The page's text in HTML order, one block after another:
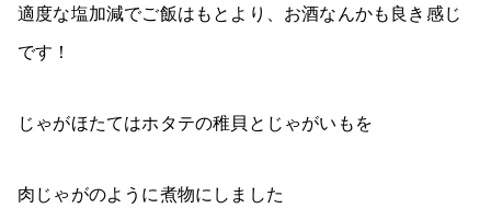
適度な塩加減でご飯はもとより、お酒なんかも良き感じ
です！
じゃがほたてはホタテの稚貝とじゃがいもを
肉じゃがのように煮物にしました